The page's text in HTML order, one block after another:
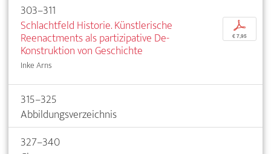
303–311
Schlachtfeld Historie. Künstlerische
Reenactments als partizipative De-
Konstruktion von Geschichte
Inke Arns
p
€ 7,95
315–325
Abbildungsverzeichnis
327–340